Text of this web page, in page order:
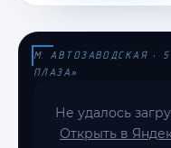
М. АВТОЗАВОДСКАЯ ·
ПЛАЗА»
Не удалось
Открыть в